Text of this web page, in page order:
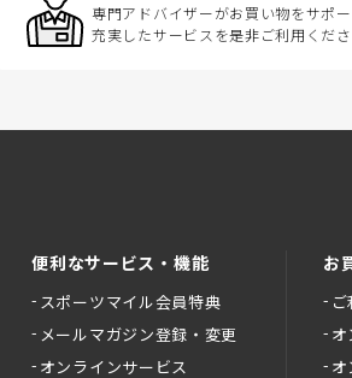
専門アドバイザーがお買い物をサポー
充実したサービスを是非ご利用くださ
便利なサービス・機能
スポーツマイル会員特典
メールマガジン登録・変更
オンラインサービス
お